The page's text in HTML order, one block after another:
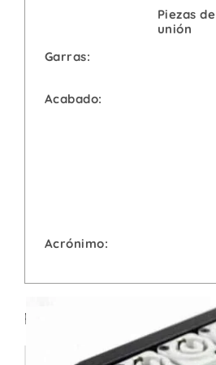
Piezas de
unión
Garras:
Acabado:
Acrónimo:
Productos relacionados: